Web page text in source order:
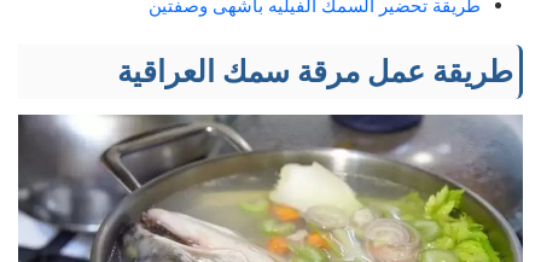
طريقة تحضير السمك الفيليه بأشهى وصفتين
طريقة عمل مرقة سمك العراقية